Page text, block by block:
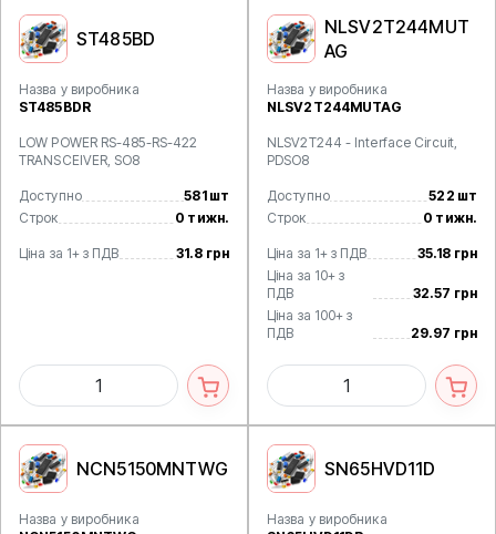
ST485BD
Назва у виробника
ST485BDR
LOW POWER RS-485-RS-422
TRANSCEIVER, SO8
Доступно
581 шт
Строк
0 тижн.
Ціна за 1+ з ПДВ 31.8 грн
NLSV2T244MUT
AG
Назва у виробника
NLSV2T244MUTAG
NLSV2T244 - Interface Circuit,
PDSO8
Доступно
522 шт
Строк
0 тижн.
Ціна за 1+ з ПДВ
35.18 грн
Ціна за 10+ з
ПДВ
32.57 грн
Ціна за 100+ з
ПДВ
29.97 грн
NCN5150MNTWG
Назва у виробника
SN65HVD11D
Назва у виробника